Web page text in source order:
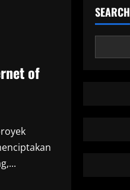
of
SEARCH